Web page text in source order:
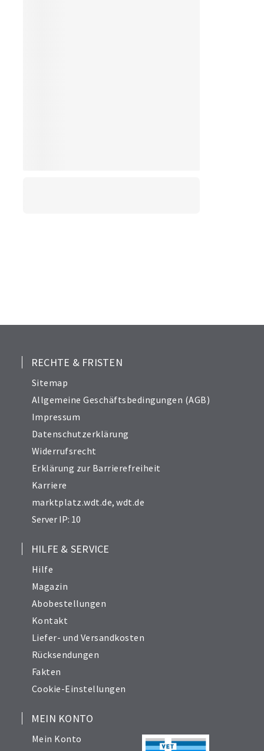
RECHTE & FRISTEN
Sitemap
Allgemeine Geschäftsbedingungen (AGB)
Impressum
Datenschutzerklärung
Widerrufsrecht
Erklärung zur Barrierefreiheit
Karriere
marktplatz.wdt.de,wdt.de
Server IP: 10
HILFE & SERVICE
Hilfe
Magazin
Abobestellungen
Kontakt
Liefer- und Versandkosten
Rücksendungen
Fakten
Cookie-Einstellungen
MEIN KONTO
Mein Konto